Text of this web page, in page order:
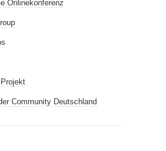
Onlinekonferenz
Community Deutschland